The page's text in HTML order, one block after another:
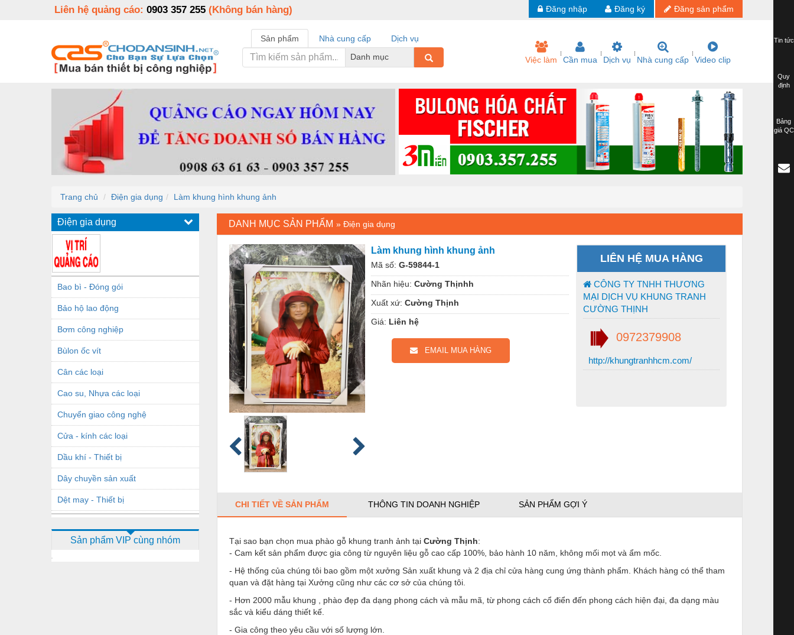
Liên hệ quảng cáo: 0903 357 255 (Không bán hàng) Đăng sản phẩm
Đăng ký
Đăng nhập
Sản phẩm Nhà cung cấp
Dịch vụ
Danh mục
Việc làm Cần mua Dịch vụ Nhà cung cấp Video clip
Trang chủ Điện gia dụng Làm khung hình khung ảnh
Điện gia dụng
Bao bì - Đóng gói
Bảo hộ lao động
Bơm công nghiệp
Bùlon ốc vít
Cân các loại
Cao su, Nhựa các loại
Chuyển giao công nghệ
Cửa - kính các loại
Dầu khí - Thiết bị
Dây chuyền sản xuất
Dệt may - Thiết bị
Dịch vụ - Thi công
Sản phẩm VIP cùng nhóm
DANH MỤC SẢN PHẨM » Điện gia dụng
Làm khung hình khung ảnh
Mã số: G-59844-1
Nhãn hiệu: Cường Thịnhh
Xuất xứ: Cường Thịnh
Giá: Liên hệ
EMAIL MUA HÀNG
LIÊN HỆ MUA HÀNG
CÔNG TY TNHH THƯƠNG
MẠI DỊCH VỤ KHUNG TRANH
CƯỜNG THỊNH
0972379908
http://khungtranhhcm.com/
CHI TIẾT VỀ SẢN PHẨM THÔNG TIN DOANH NGHIỆP SẢN PHẨM GỢI Ý
Tại sao bạn chọn mua phào gỗ khung tranh ảnh tại Cường Thịnh:
- Cam kết sản phẩm được gia công từ nguyên liệu gỗ cao cấp 100%, bảo hành 10 năm, không mối mọt và ẩm mốc.
- Hệ thống của chúng tôi bao gồm một xưởng Sản xuất khung và 2 địa chỉ cửa hàng cung ứng thành phẩm. Khách hàng có thể tham
quan và đặt hàng tại Xưởng cũng như các cơ sở của chúng tôi.
- Hơn 2000 mẫu khung , phào đẹp đa dạng phong cách và mẫu mã, từ phong cách cổ điển đến phong cách hiện đại, đa dạng màu
sắc và kiểu dáng thiết kế.
- Gia công theo yêu cầu với số lượng lớn.
Tin tức
Quy
định
Bảng
giá QC